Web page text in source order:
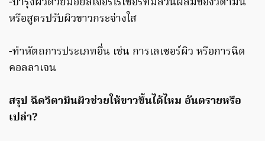
หรือสูตรปรับผิวขาวกระจ่างใส
-ทำหัตถการประเภทอื่น เช่น การเลเซอร์ผิว หรือการฉีด
คอลลาเจน
สรุป ฉีดวิตามินผิวช่วยให้ขาวขึ้นได้ไหม อันตรายหรือ
เปล่า?